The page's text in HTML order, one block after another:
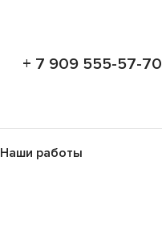
+ 7 909 555-57-70
Наши работы